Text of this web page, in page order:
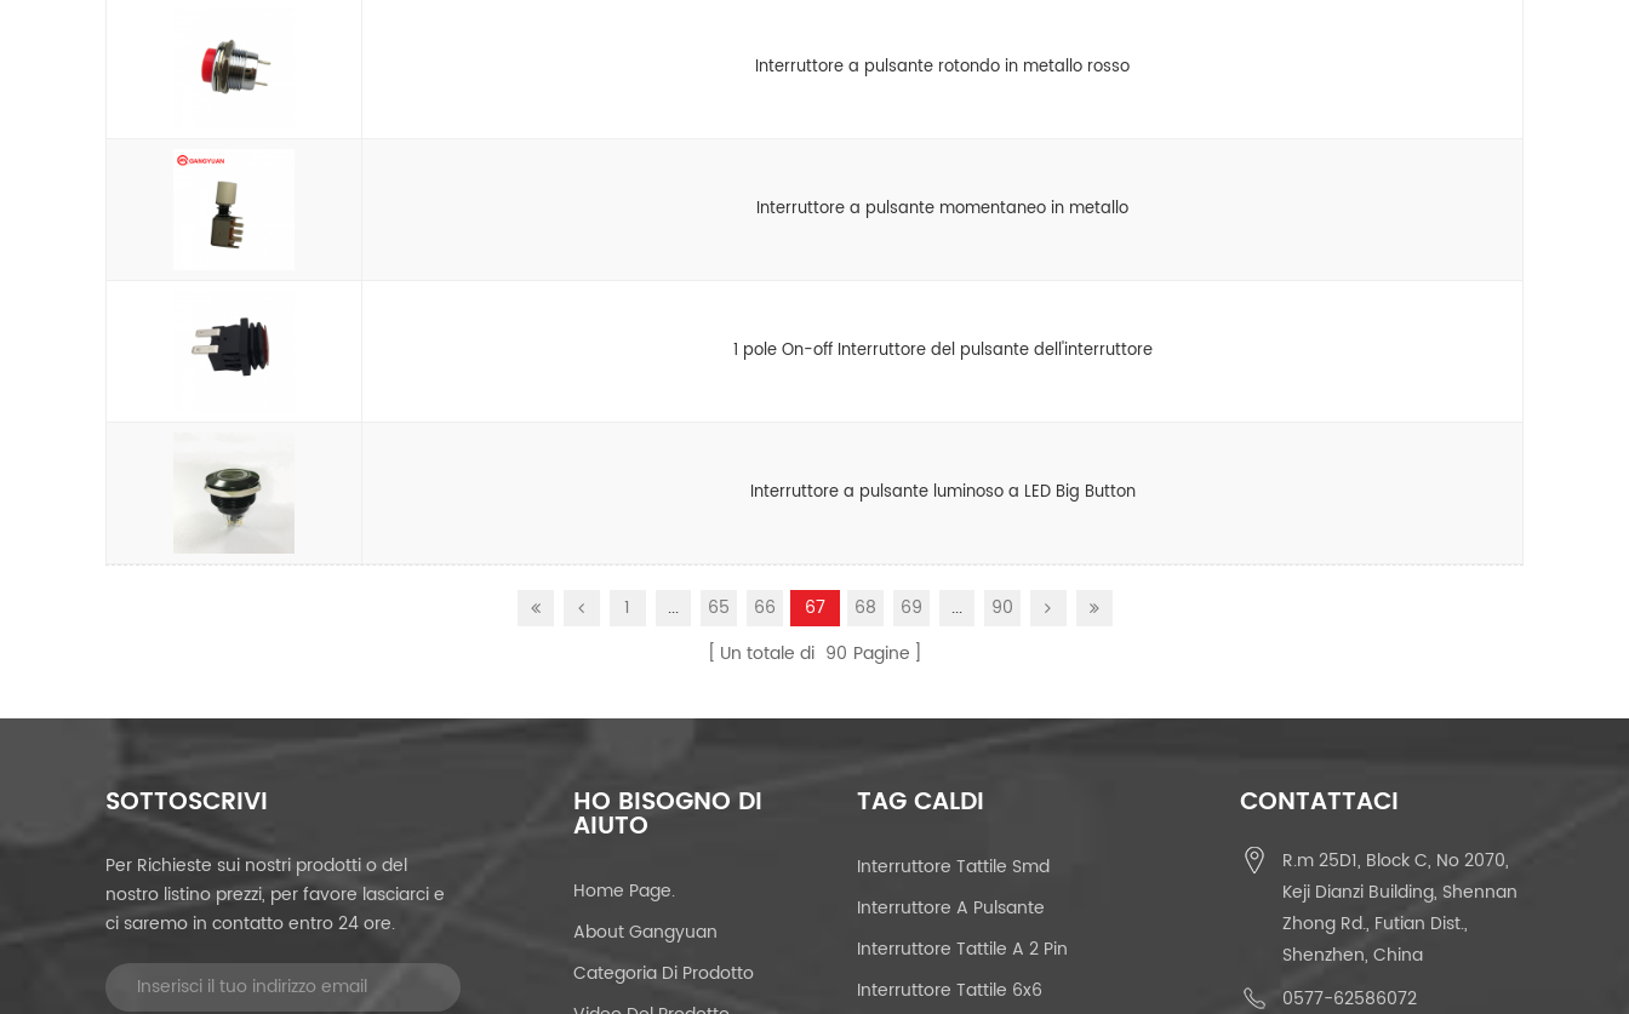
Interruttore a pulsante rotondo in metallo rosso
Interruttore a pulsante momentaneo in metallo
1 pole On-off Interruttore del pulsante dell'interruttore
Interruttore a pulsante luminoso a LED Big Button
1 ... 65 66 67 68 69 ...
90
Un totale di 90 Pagine
SOTTOSCRIVI
Per Richieste sui nostri prodotti o del
nostro listino prezzi, per favore lasciarci e
ci saremo in contatto entro 24 ore.
HO BISOGNO DI
AIUTO
Home Page.
About Gangyuan
Categoria Di Prodotto
TAG CALDI
Interruttore Tattile Smd
Interruttore A Pulsante
Interruttore Tattile A 2 Pin
Interruttore Tattile 6x6
CONTATTACI
R.m 25D1, Block C, No 2070,
Keji Dianzi Building, Shennan
Zhong Rd., Futian Dist.,
Shenzhen, China
0577-62586072